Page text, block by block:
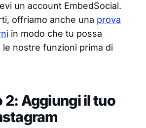
un account EmbedSocial.
offriamo anche una prova
in modo che tu possa
nostre funzioni prima di
2: Aggiungi il tuo